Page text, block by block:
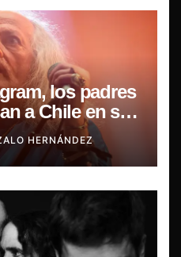
los padres
a Chile en su
HERNÁNDEZ